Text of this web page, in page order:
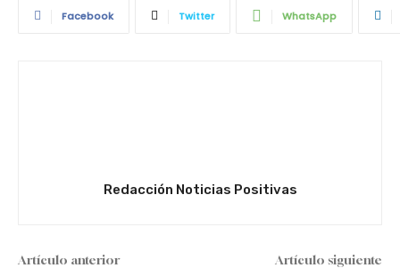
Facebook Twitter WhatsApp
Redacción Noticias Positivas
Artículo anterior Artículo siguiente